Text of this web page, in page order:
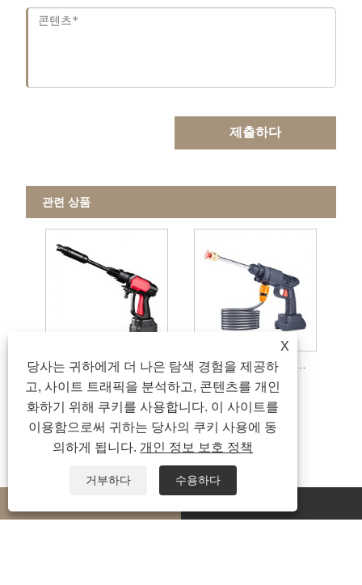
제출하다
관련 상품
전력이 포함된 180W 압력 세척기 총 80W 가정용 고압 세차용 물총
X
당사는 귀하에게 더 나은 탐색 경험을 제공하
고, 사이트 트래픽을 분석하고, 콘텐츠를 개인
화하기 위해 쿠키를 사용합니다. 이 사이트를
이용함으로써 귀하는 당사의 쿠키 사용에 동
의하게 됩니다. 개인 정보 보호 정책
거부하다 수용하다